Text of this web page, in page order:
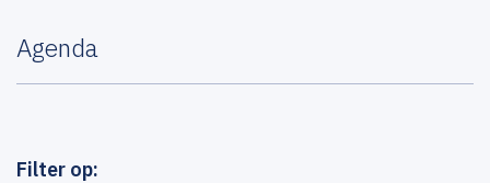
Agenda
Filter op: